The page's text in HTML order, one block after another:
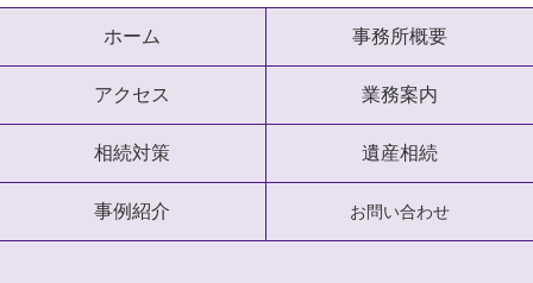
ホーム 事務所概要
アクセス 業務案内
相続対策 遺産相続
事例紹介 お問い合わせ